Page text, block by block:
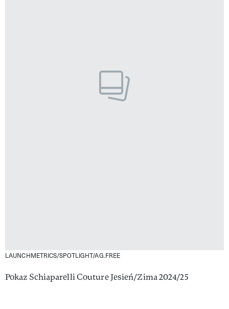
LAUNCHMETRICS/SPOTLIGHT/AG.FREE
Pokaz Schiaparelli Couture Jesień/Zima 2024/25